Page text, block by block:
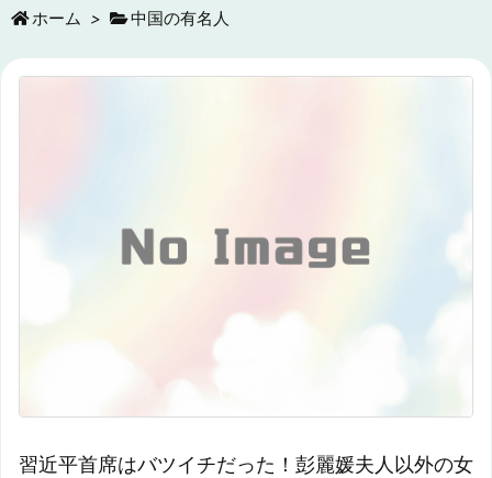
ホーム > 中国の有名人
習近平首席はバツイチだった！彭麗媛夫人以外の女